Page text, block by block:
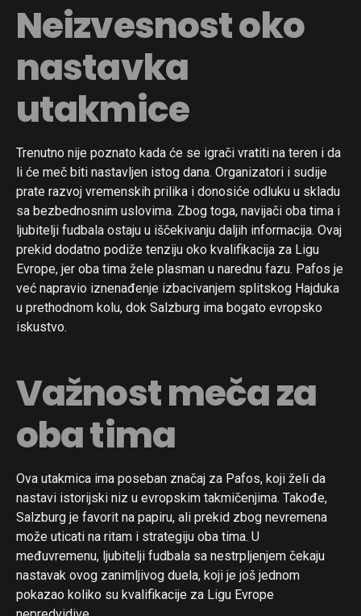
Neizvesnost oko
nastavka
utakmice
Trenutno nije poznato kada će se igrači vratiti na teren i da
li će meč biti nastavljen istog dana. Organizatori i sudije
prate razvoj vremenskih prilika i donosiće odluku u skladu
sa bezbednosnim uslovima. Zbog toga, navijači oba tima i
ljubitelji fudbala ostaju u iščekivanju daljih informacija. Ovaj
prekid dodatno podiže tenziju oko kvalifikacija za Ligu
Evrope, jer oba tima žele plasman u narednu fazu. Pafos je
već napravio iznenađenje izbacivanjem splitskog Hajduka
u prethodnom kolu, dok Salzburg ima bogato evropsko
iskustvo.
Važnost meča za
oba tima
Ova utakmica ima poseban značaj za Pafos, koji želi da
nastavi istorijski niz u evropskim takmičenjima. Takođe,
Salzburg je favorit na papiru, ali prekid zbog nevremena
može uticati na ritam i strategiju oba tima. U
međuvremenu, ljubitelji fudbala sa nestrpljenjem čekaju
nastavak ovog zanimljivog duela, koji je još jednom
pokazao koliko su kvalifikacije za Ligu Evrope